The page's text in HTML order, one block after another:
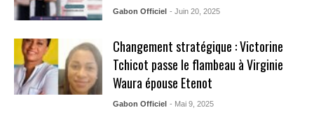
Gabon Officiel - Juin 20, 2025
Changement stratégique : Victorine
Tchicot passe le flambeau à Virginie
Waura épouse Etenot
Gabon Officiel - Mai 9, 2025